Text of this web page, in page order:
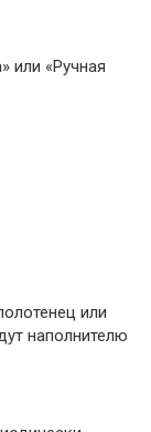
или «Ручная
или
наполнителю